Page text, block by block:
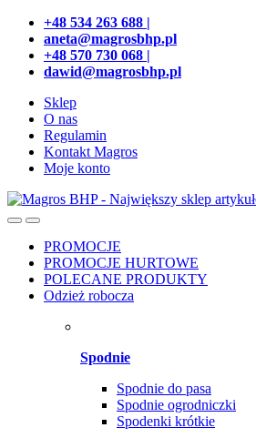
Przejdź
nawigacji
Przeskocz
treści
+48 534 263 688 |
aneta@magrosbhp.pl
+48 570 730 068 |
dawid@magrosbhp.pl
Sklep
O nas
Regulamin
Kontakt Magros
Moje konto
PROMOCJE
PROMOCJE HURTOWE
POLECANE PRODUKTY
Odzież robocza
Spodnie
Spodnie do pasa
Spodnie ogrodniczki
Spodenki krótkie